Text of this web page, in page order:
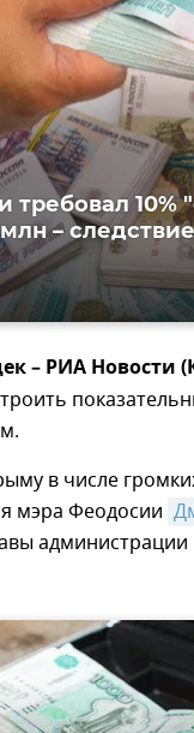
требовал 10%
– следствие
– РИА Новости
в числе
мэра Феодосии